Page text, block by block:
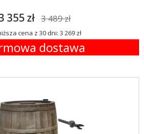
355 zł 3 489 zł
cena z 30 dni: 3 269 zł
dostawa